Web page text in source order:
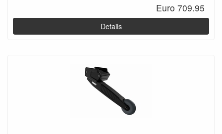
Euro 709.95
Details